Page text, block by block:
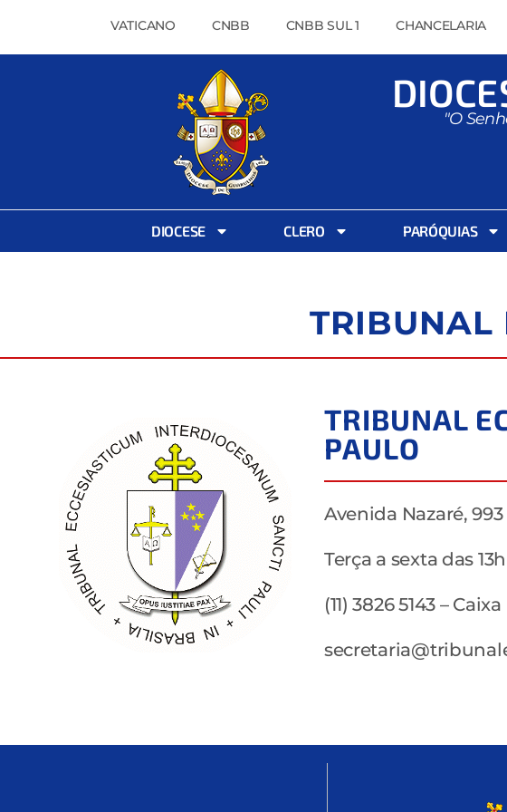
VATICANO CNBB CNBB SUL 1 CHANCELARIA
"O
DIOCESE CLERO PARÓQUIAS
TRIBUNAL
TRIBUNAL
PAULO
Avenida Nazaré, 993
Terça a sexta das
(11) 3826 5143 –